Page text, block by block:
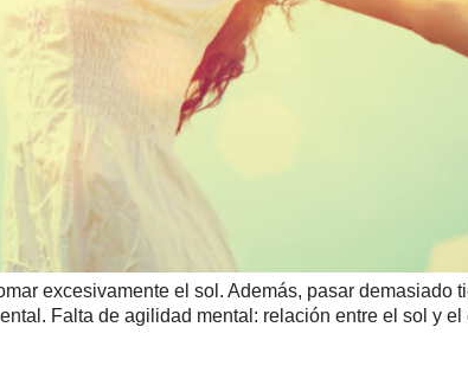
excesivamente el sol. Además, pasar demasiado
Falta de agilidad mental: relación entre el sol y